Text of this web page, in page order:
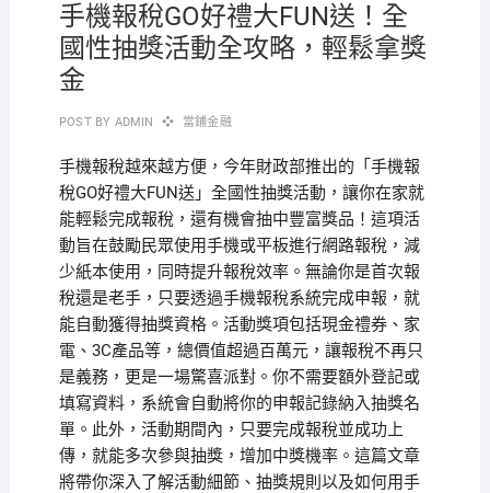
手機報稅GO好禮大FUN送！全
國性抽獎活動全攻略，輕鬆拿獎
金
POST BY ADMIN 當鋪金融
手機報稅越來越方便，今年財政部推出的「手機報
稅GO好禮大FUN送」全國性抽獎活動，讓你在家就
能輕鬆完成報稅，還有機會抽中豐富獎品！這項活
動旨在鼓勵民眾使用手機或平板進行網路報稅，減
少紙本使用，同時提升報稅效率。無論你是首次報
稅還是老手，只要透過手機報稅系統完成申報，就
能自動獲得抽獎資格。活動獎項包括現金禮券、家
電、3C產品等，總價值超過百萬元，讓報稅不再只
是義務，更是一場驚喜派對。你不需要額外登記或
填寫資料，系統會自動將你的申報記錄納入抽獎名
單。此外，活動期間內，只要完成報稅並成功上
傳，就能多次參與抽獎，增加中獎機率。這篇文章
將帶你深入了解活動細節、抽獎規則以及如何用手